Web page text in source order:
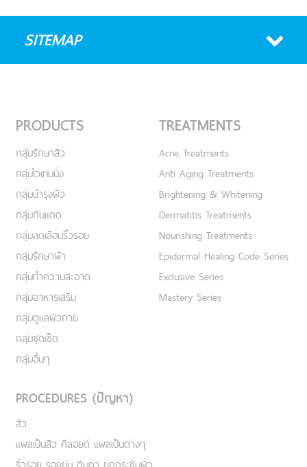
SITEMAP
PRODUCTS
กลุ่มรักษาสิว
กลุ่มไวเทนนิ่ง
กลุ่มบำรุงผิว
กลุ่มกันแดด
กลุ่มลดเลือนริ้วรอย
กลุ่มรักษาฝ้า
กลุ่มทำความสะอาด
กลุ่มอาหารเสริม
กลุ่มดูแลผิวกาย
กลุ่มชุดเซ็ต
กลุ่มอื่นๆ
TREATMENTS
Acne Treatments
Anti Aging Treatments
Brightening & Whitening
Dermatitis Treatments
Nourishing Treatments
Epidermal Healing Code Series
Exclusive Series
Mastery Series
PROCEDURES (ปัญหา)
สิว
แผลเป็นสิว คีลอยด์ แผลเป็นต่างๆ